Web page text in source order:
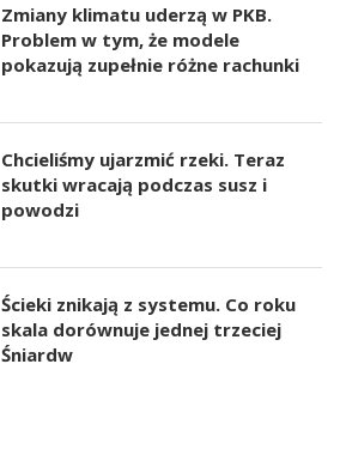
Zmiany klimatu uderzą w PKB.
Problem w tym, że modele
pokazują zupełnie różne rachunki
Chcieliśmy ujarzmić rzeki. Teraz
skutki wracają podczas susz i
powodzi
Ścieki znikają z systemu. Co roku
skala dorównuje jednej trzeciej
Śniardw